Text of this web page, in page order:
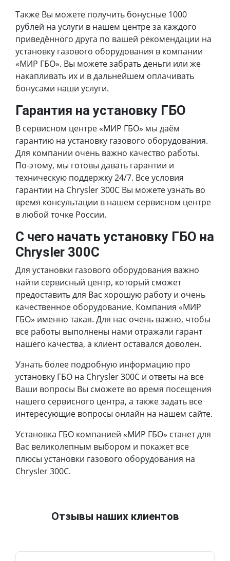
Также Вы можете получить бонусные 1000
рублей на услуги в нашем центре за каждого
приведённого друга по вашей рекомендации на
установку газового оборудования в компании
«МИР ГБО». Вы можете забрать деньги или же
накапливать их и в дальнейшем оплачивать
бонусами наши услуги.
Гарантия на установку ГБО
В сервисном центре «МИР ГБО» мы даём
гарантию на установку газового оборудования.
Для компании очень важно качество работы.
По-этому, мы готовы давать гарантии и
техническую поддержку 24/7. Все условия
гарантии на Chrysler 300C Вы можете узнать во
время консультации в нашем сервисном центре
в любой точке России.
С чего начать установку ГБО на
Chrysler 300C
Для установки газового оборудования важно
найти сервисный центр, который сможет
предоставить для Вас хорошую работу и очень
качественное оборудование. Компания «МИР
ГБО» именно такая. Для нас очень важно, чтобы
все работы выполнены нами отражали гарант
нашего качества, а клиент оставался доволен.
Узнать более подробную информацию про
установку ГБО на Chrysler 300C и ответы на все
Ваши вопросы Вы сможете во время посещения
нашего сервисного центра, а также задать все
интересующие вопросы онлайн на нашем сайте.
Установка ГБО компанией «МИР ГБО» станет для
Вас великолепным выбором и покажет все
плюсы установки газового оборудования на
Chrysler 300C.
Отзывы наших клиентов